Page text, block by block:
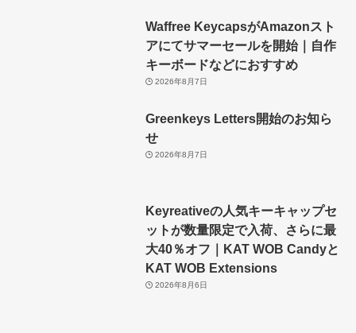
Waffree KeycapsがAmazonスト
アにてサマーセールを開始｜自作
キーボードなどにおすすめ
2026年8月7日
Greenkeys Letters開始のお知ら
せ
2026年8月7日
Keyreativeの人気キーキャップセ
ットが数量限定で入荷、さらに最
大40％オフ｜KAT WOB Candyと
KAT WOB Extensions
2026年8月6日